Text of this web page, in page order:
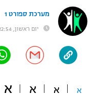
"מעל הליגה" –
"מחצית בשכונה" –
משתתפים וזוכים
בני יהודה
ליגות נוספות
UFC
אופניים
ספורט מוטורי
מערכת ספורט 1
יום ראשון, 22:54, 16.01.22
א א א א